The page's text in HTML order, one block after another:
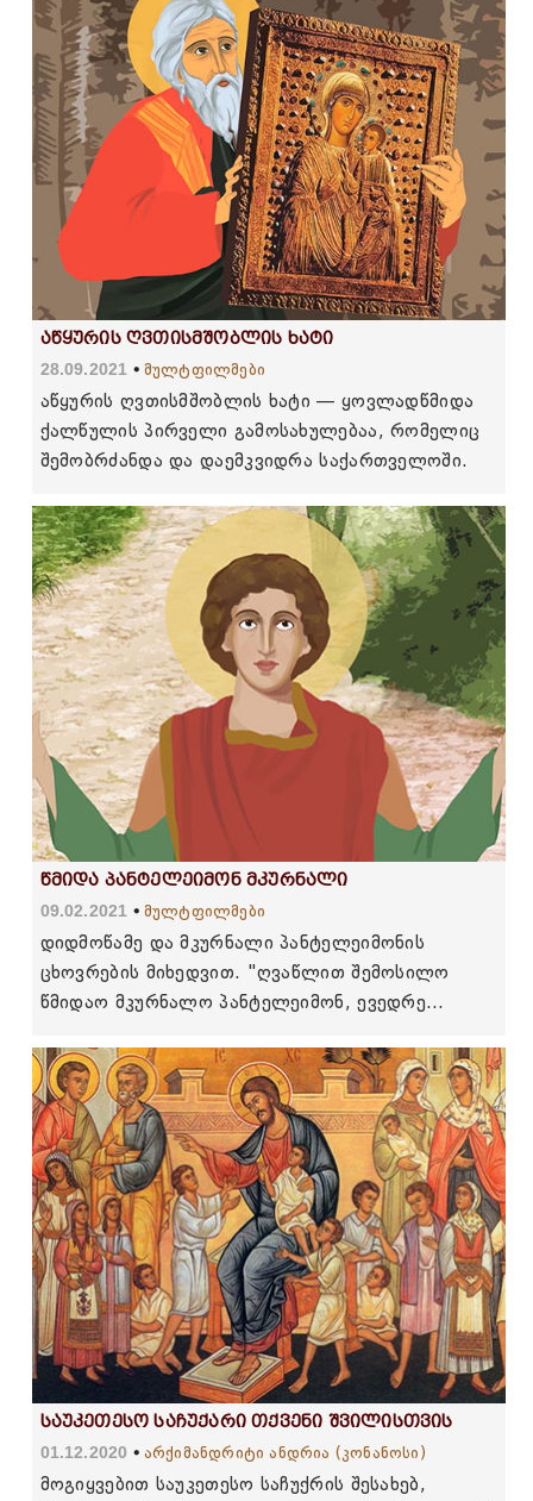
აწყურის ღვთისმშობლის ხატი
28.09.2021 მულტფილმები
აწყურის ღვთისმშობლის ხატი — ყოვლადწმიდა
ქალწულის პირველი გამოსახულებაა, რომელიც
შემობრძანდა და დაემკვიდრა საქართველოში.
წმიდა პანტელეიმონ მკურნალი
09.02.2021 მულტფილმები
დიდმოწამე და მკურნალი პანტელეიმონის
ცხოვრების მიხედვით. "ღვაწლით შემოსილო
წმიდაო მკურნალო პანტელეიმონ, ევედრე
მოგვანიჭოს და სულთა ჩვენთა დიდი წყალობა."
საუკეთესო საჩუქარი თქვენი შვილისთვის
01.12.2020 არქიმანდრიტი ანდრია (კონანოსი)
მოგიყვებით საუკეთესო საჩუქრის შესახებ,